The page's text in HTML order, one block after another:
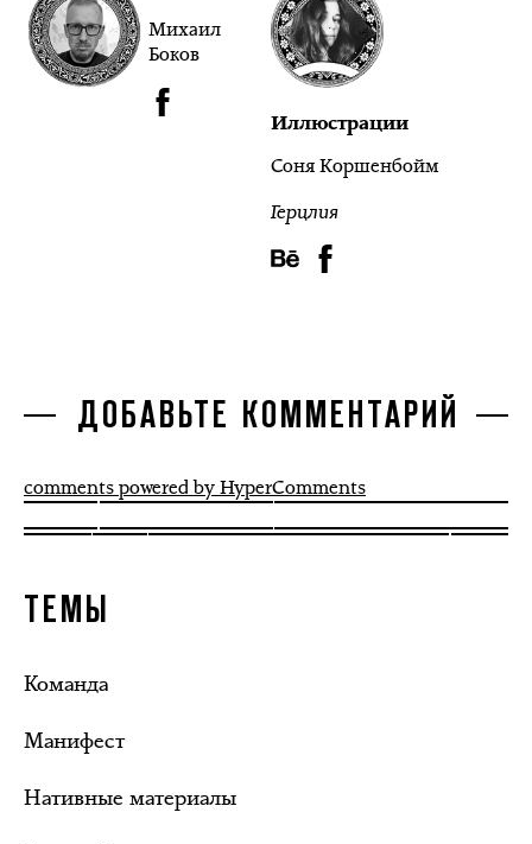
Михаил
Боков
Иллюстрации
Соня Коршенбойм
Герцлия
ДОБАВЬТЕ КОММЕНТАРИЙ
comments powered by HyperComments
ТЕМЫ
Команда
Манифест
Нативные материалы